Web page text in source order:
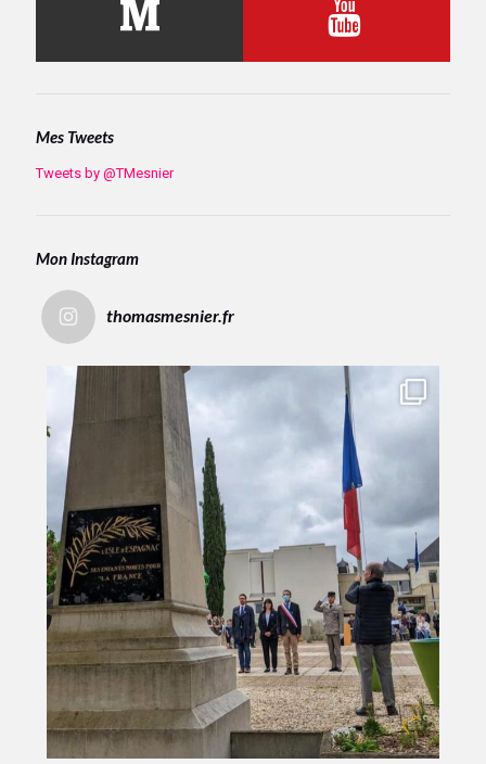
Mes Tweets
Tweets by @TMesnier
Mon Instagram
thomasmesnier.fr